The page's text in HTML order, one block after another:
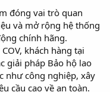
đóng vai trò quan
và mở rộng hệ thống
chính hãng.
khách hàng tại
giải pháp Bảo hộ lao
như công nghiệp, xây
cầu cao về an toàn.